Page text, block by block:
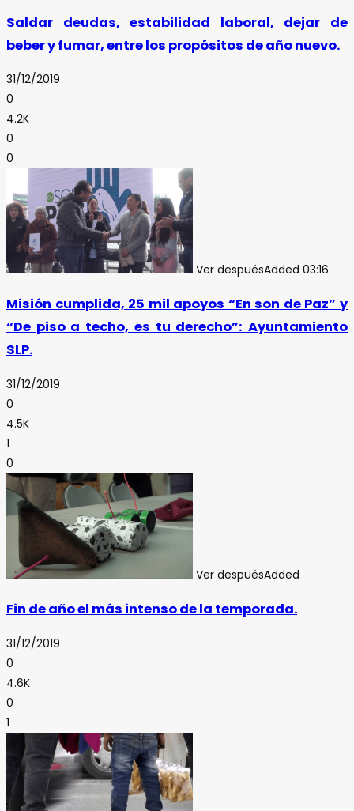
Saldar deudas, estabilidad laboral, dejar de
beber y fumar, entre los propósitos de año nuevo.
31/12/2019
0
4.2K
0
0
Ver despuésAdded 03:16
Misión cumplida, 25 mil apoyos “En son de Paz” y
“De piso a techo, es tu derecho”: Ayuntamiento
SLP.
31/12/2019
0
4.5K
1
0
Ver despuésAdded
Fin de año el más intenso de la temporada.
31/12/2019
0
4.6K
0
1